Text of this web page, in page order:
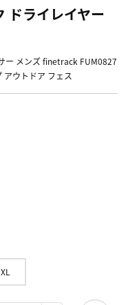
ライレイヤー
ー メンズ finetrack FUM0827
ウトドア フェス
XL